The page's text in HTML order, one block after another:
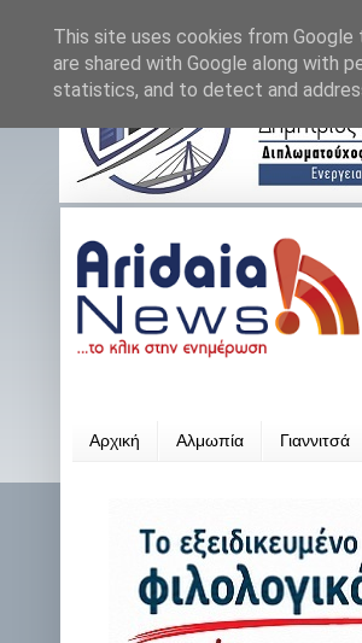
Αρχική Αλμωπία Γιαννιτσά
This site uses cookies from
are shared with Google along with
statistics, and to detect and